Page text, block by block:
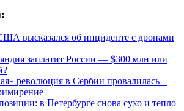
высказался об инциденте с дронами
заплатит России — $300 млн или
революция в Сербии провалилась –
в Петербурге снова сухо и тепло